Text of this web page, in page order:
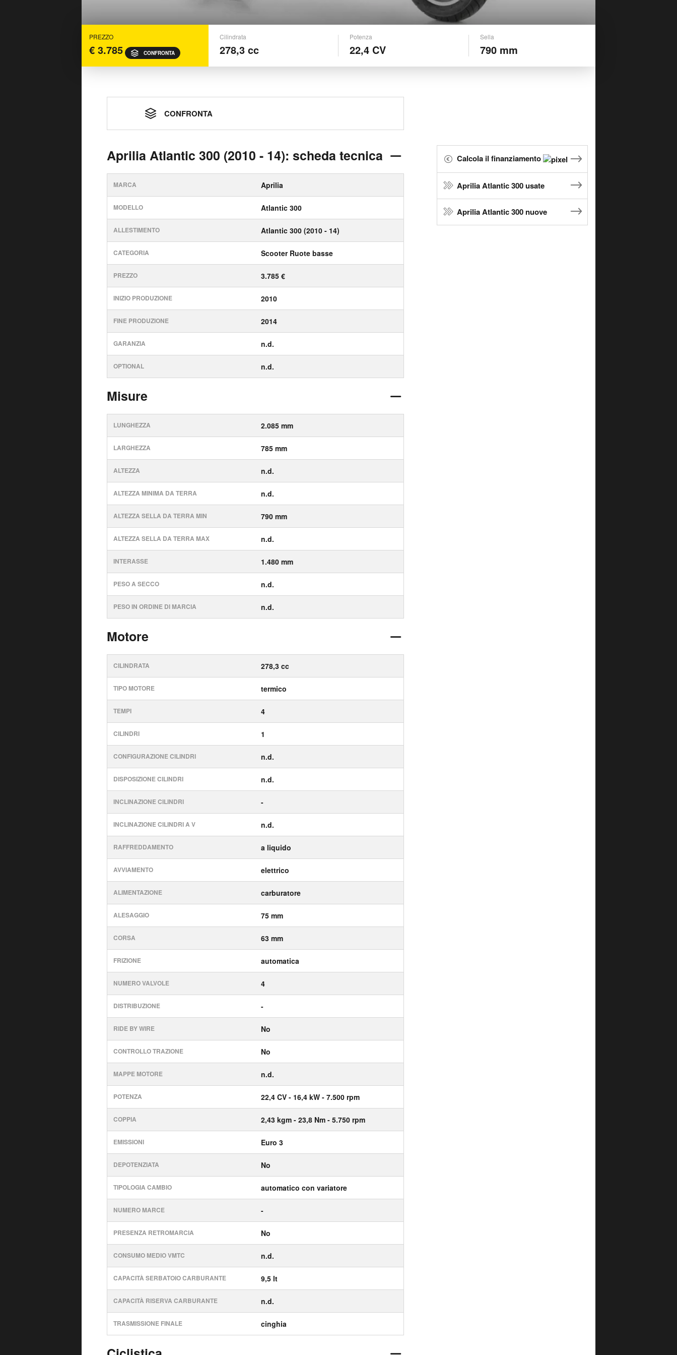
PREZZO
€ 3.785 CONFRONTA
Cilindrata
278,3 cc
Potenza
22,4 CV
Sella
790 mm
CONFRONTA
Aprilia Atlantic 300 (2010 - 14): scheda tecnica
MARCA Aprilia
MODELLO Atlantic 300
ALLESTIMENTO Atlantic 300 (2010 - 14)
CATEGORIA Scooter Ruote basse
PREZZO 3.785 €
INIZIO PRODUZIONE 2010
FINE PRODUZIONE 2014
GARANZIA n.d.
OPTIONAL n.d.
Misure
LUNGHEZZA 2.085 mm
LARGHEZZA 785 mm
ALTEZZA n.d.
ALTEZZA MINIMA DA TERRA n.d.
ALTEZZA SELLA DA TERRA MIN 790 mm
ALTEZZA SELLA DA TERRA MAX n.d.
INTERASSE 1.480 mm
PESO A SECCO n.d.
PESO IN ORDINE DI MARCIA n.d.
Motore
CILINDRATA 278,3 cc
TIPO MOTORE termico
TEMPI 4
CILINDRI 1
CONFIGURAZIONE CILINDRI n.d.
DISPOSIZIONE CILINDRI n.d.
INCLINAZIONE CILINDRI -
INCLINAZIONE CILINDRI A V n.d.
RAFFREDDAMENTO a liquido
AVVIAMENTO elettrico
ALIMENTAZIONE carburatore
ALESAGGIO 75 mm
CORSA 63 mm
FRIZIONE automatica
NUMERO VALVOLE 4
DISTRIBUZIONE -
RIDE BY WIRE No
CONTROLLO TRAZIONE No
MAPPE MOTORE n.d.
POTENZA 22,4 CV - 16,4 kW - 7.500 rpm
COPPIA 2,43 kgm - 23,8 Nm - 5.750 rpm
EMISSIONI Euro 3
DEPOTENZIATA No
TIPOLOGIA CAMBIO automatico con variatore
NUMERO MARCE -
PRESENZA RETROMARCIA No
CONSUMO MEDIO VMTC n.d.
CAPACITÀ SERBATOIO CARBURANTE 9,5 lt
CAPACITÀ RISERVA CARBURANTE n.d.
TRASMISSIONE FINALE cinghia
Calcola il finanziamento
Aprilia Atlantic 300 usate
Aprilia Atlantic 300 nuove